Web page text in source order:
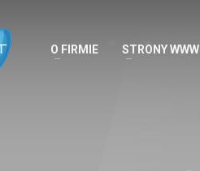
O FIRMIE STRONY WWW